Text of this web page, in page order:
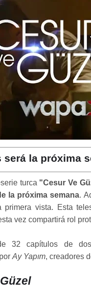
la próxima
turca "Cesur Ve
la próxima semana.
primera vista. Esta
vez compartirá rol
32 capítulos de
Ay Yapım, creadores